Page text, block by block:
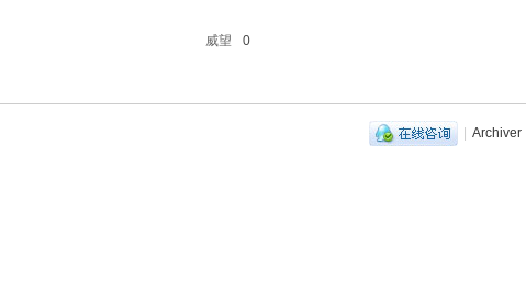
威望 0
| Archiver